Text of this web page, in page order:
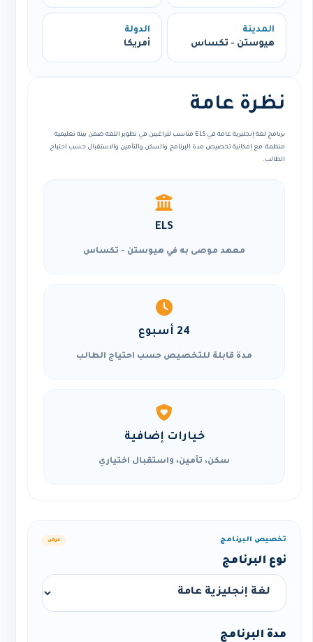
المدينة
هيوستن - تكساس
الدولة
أمريكا
نظرة عامة
برنامج لغة إنجليزية عامة في ELS مناسب للراغبين في تطوير اللغة ضمن بيئة تعليمية
منظمة، مع إمكانية تخصيص مدة البرنامج والسكن والتأمين والاستقبال حسب احتياج
الطالب.
ELS
معهد موصى به في هيوستن - تكساس
24 أسبوع
مدة قابلة للتخصيص حسب احتياج الطالب
خيارات إضافية
سكن، تأمين، واستقبال اختياري
تخصيص البرنامج عرض
نوع البرنامج
مدة البرنامج